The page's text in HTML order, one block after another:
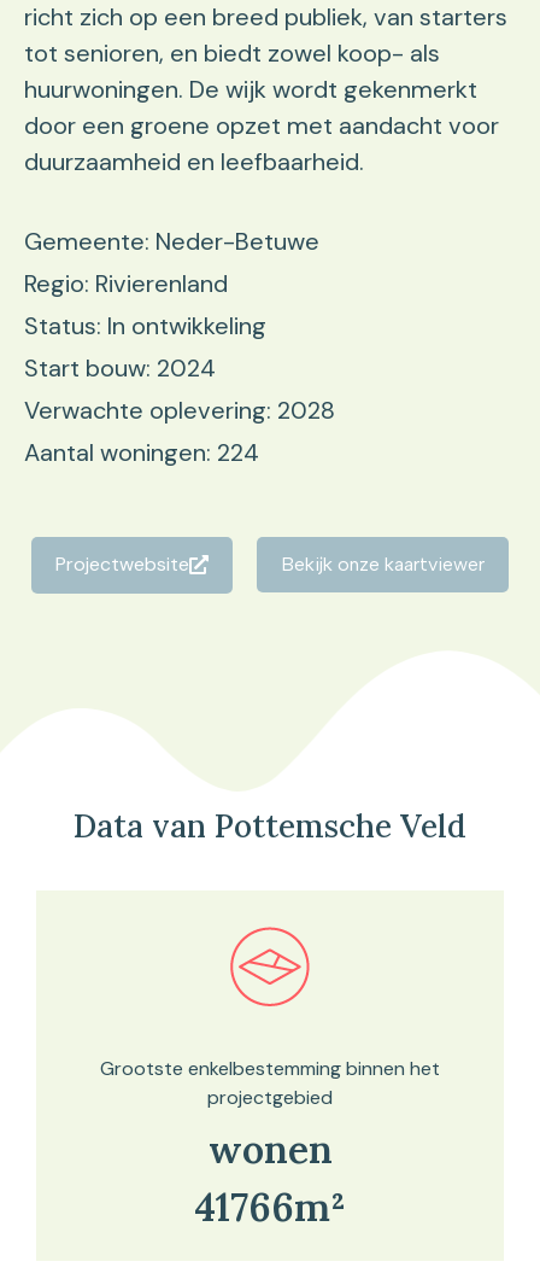
richt zich op een breed publiek, van starters
tot senioren, en biedt zowel koop- als
huurwoningen. De wijk wordt gekenmerkt
door een groene opzet met aandacht voor
duurzaamheid en leefbaarheid.
Gemeente: Neder-Betuwe
Regio: Rivierenland
Status: In ontwikkeling
Start bouw: 2024
Verwachte oplevering: 2028
Aantal woningen: 224
Projectwebsite Bekijk onze kaartviewer
Data van Pottemsche Veld
Bekijk in onze kaartviewer
Grootste enkelbestemming binnen het
projectgebied
wonen
41766m²